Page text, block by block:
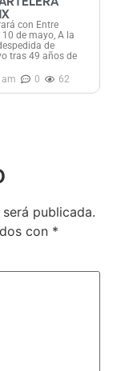
con Entre
de mayo, A la
de
tras 49 años de
0 62
publicada.
con *